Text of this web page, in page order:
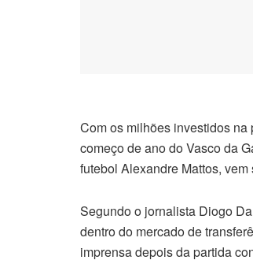
Com os milhões investidos
começo de ano do Vasco da
futebol Alexandre Mattos,
Segundo o jornalista Diogo
dentro do mercado de
imprensa depois da partida